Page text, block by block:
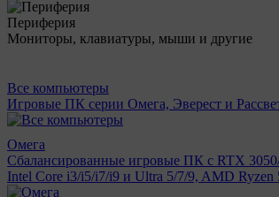
Периферия
Мониторы, клавиатуры, мыши и другие
Все компьютеры
Игровые ПК серии Омега, Эверест и
Омега
Сбалансированные игровые ПК с RTX
Intel Core i3/i5/i7/i9 и Ultra 5/7/9, AMD Ryzen